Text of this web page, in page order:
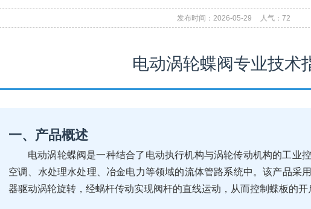
发布时间：2026-05-29 人气： 72
电动涡轮蝶阀专业技术
一、产品概述
电动涡轮蝶阀是一种结合了电动执行机构与涡轮传动机构的工业
空调、水处理水处理、冶金电力等领域的流体管路系统中。该产品采
器驱动涡轮旋转，经蜗杆传动实现阀杆的直线运动，从而控制蝶板的开